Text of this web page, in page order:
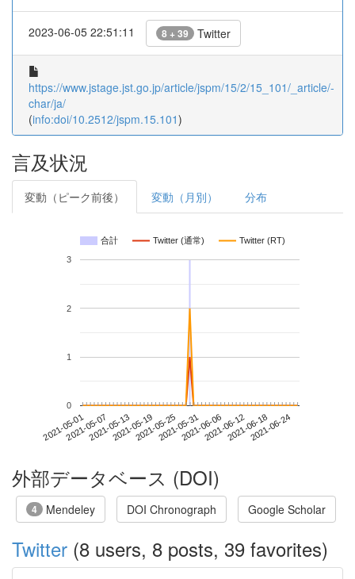
2023-06-05 22:51:11 8 + 39 Twitter
https://www.jstage.jst.go.jp/article/jspm/15/2/15_101/_article/-
char/ja/
(info:doi/10.2512/jspm.15.101)
言及状況
変動（ピーク前後） 変動（月別） 分布
合計 Twitter (通常) Twitter (RT)
2021-05-012021-05-072021-05-132021-05-192021-05-252021-05-312021-06-062021-06-122021-06-182021-06-24
0
1
2
3
外部データベース (DOI)
4 Mendeley DOI Chronograph Google Scholar
Twitter (8 users, 8 posts, 39 favorites)